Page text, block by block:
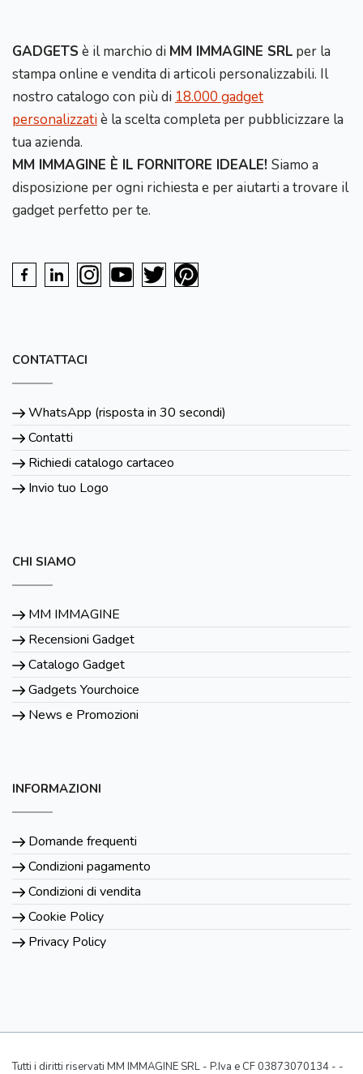
GADGETS è il marchio di MM IMMAGINE SRL per la
stampa online e vendita di articoli personalizzabili. Il
nostro catalogo con più di 18.000 gadget
personalizzatiè la scelta completa per pubblicizzare la
tua azienda.
MM IMMAGINE È IL FORNITORE IDEALE! Siamo a
disposizione per ogni richiesta e per aiutarti a trovare il
gadget perfetto per te.
CONTATTACI
WhatsApp (risposta in 30 secondi)
Contatti
Richiedi catalogo cartaceo
Invio tuo Logo
CHI SIAMO
MM IMMAGINE
Recensioni Gadget
Catalogo Gadget
Gadgets Yourchoice
News e Promozioni
INFORMAZIONI
Domande frequenti
Condizioni pagamento
Condizioni di vendita
Cookie Policy
Privacy Policy
Tutti i diritti riservati MM IMMAGINE SRL - P.Iva e CF 03873070134 - -